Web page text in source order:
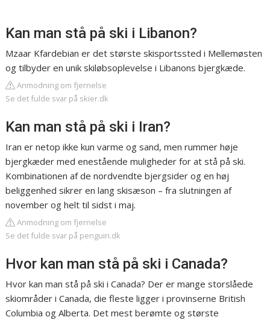
Kan man stå på ski i Libanon?
Mzaar Kfardebian er det største skisportssted i Mellemøsten
og tilbyder en unik skiløbsoplevelse i Libanons bjergkæde.
Anmodning om fjernelse
Se det fulde svar på skier.dk
Kan man stå på ski i Iran?
Iran er netop ikke kun varme og sand, men rummer høje
bjergkæder med enestående muligheder for at stå på ski.
Kombinationen af de nordvendte bjergsider og en høj
beliggenhed sikrer en lang skisæson – fra slutningen af
november og helt til sidst i maj.
Anmodning om fjernelse
Se det fulde svar på penguin.dk
Hvor kan man stå på ski i Canada?
Hvor kan man stå på ski i Canada? Der er mange storslåede
skiområder i Canada, die fleste ligger i provinserne British
Columbia og Alberta. Det mest berømte og største